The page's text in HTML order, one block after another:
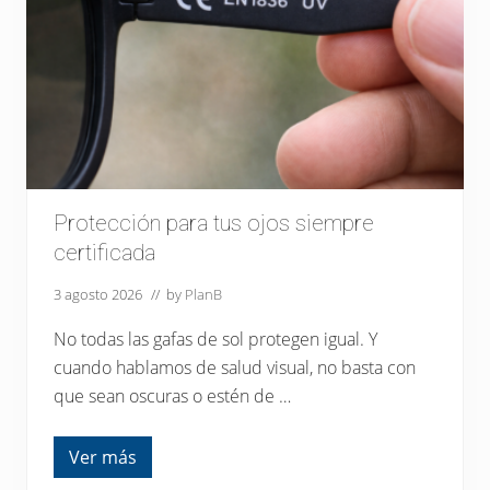
Protección para tus ojos siempre
certificada
3 agosto 2026 // by PlanB
No todas las gafas de sol protegen igual. Y
cuando hablamos de salud visual, no basta con
que sean oscuras o estén de …
P
r
Ver más